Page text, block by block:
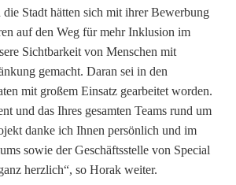
Stadt hätten sich mit ihrer Bewerbung
auf den Weg für mehr Inklusion im
Sichtbarkeit von Menschen mit
gemacht. Daran sei in den
mit großem Einsatz gearbeitet worden.
und das Ihres gesamten Teams rund um
danke ich Ihnen persönlich und im
sowie der Geschäftsstelle von Special
herzlich“, so Horak weiter.